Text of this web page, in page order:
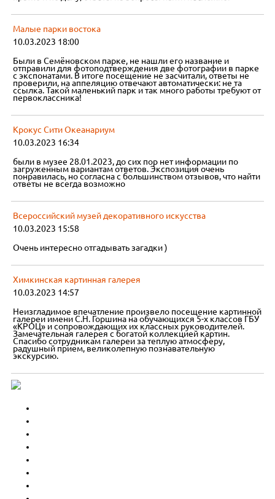
Малые парки востока
10.03.2023 18:00
Были в Семёновском парке, не нашли его название и
отправили для фотоподтверждения две фотографии в парке
с экспонатами. В итоге посещение не засчитали, ответы не
проверили, на аппеляцию отвечают автоматически: не та
ссылка. Такой маленький парк и так много работы требуют от
первоклассника!
Крокус Сити Океанариум
10.03.2023 16:34
были в музее 28.01.2023, до сих пор нет информации по
загруженным вариантам ответов. Экспозиция очень
понравилась, но согласна с большинством отзывов, что найти
ответы не всегда возможно
Всероссийский музей декоративного искусства
10.03.2023 15:58
Очень интересно отгадывать загадки )
Химкинская картинная галерея
10.03.2023 14:57
Неизгладимое впечатление произвело посещение картинной
галереи имени С.Н. Горшина на обучающихся 5-х классов ГБУ
«КРОЦ» и сопровождающих их классных руководителей.
Замечательная галерея с богатой коллекцией картин.
Спасибо сотрудникам галереи за теплую атмосферу,
радушный прием, великолепную познавательную
экскурсию.